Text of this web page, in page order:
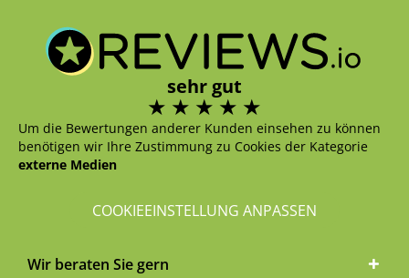
sehr gut
Um die Bewertungen anderer Kunden einsehen zu können
benötigen wir Ihre Zustimmung zu Cookies der Kategorie
externe Medien
COOKIEEINSTELLUNG ANPASSEN
Wir beraten Sie gern